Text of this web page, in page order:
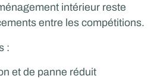
intérieur reste
entre les compétitions.
:
et de panne réduit